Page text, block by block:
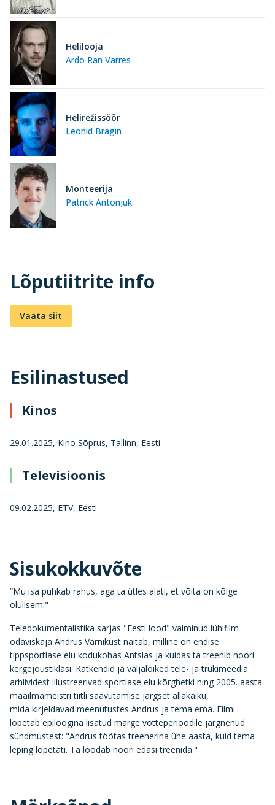
Ardo Ran Varres
Helilooja
Leonid Bragin
Helirežissöör
Patrick Antonjuk
Monteerija
Lõputiitrite info
Vaata siit
Esilinastused
Kinos
29.01.2025, Kino Sõprus, Tallinn, Eesti
Televisioonis
09.02.2025, ETV, Eesti
Sisukokkuvõte
“Mu isa puhkab rahus, aga ta ütles alati, et võita on kõige
olulisem."
Teledokumentalistika sarjas "Eesti lood" valminud lühifilm
odaviskaja Andrus Värnikust näitab, milline on endise
tippsportlase elu kodukohas Antslas ja kuidas ta treenib noori
kergejõustiklasi. Katkendid ja väljalõiked tele- ja trükimeedia
arhiividest illustreerivad sportlase elu kõrghetki ning 2005. aasta
maailmameistri tiitli saavutamise järgset allakäiku,
mida kirjeldavad meenutustes Andrus ja tema ema. Filmi
lõpetab epiloogina lisatud märge võtteperioodile järgnenud
sündmustest: "Andrus töötas treenerina ühe aasta, kuid tema
leping lõpetati. Ta loodab noori edasi treenida."